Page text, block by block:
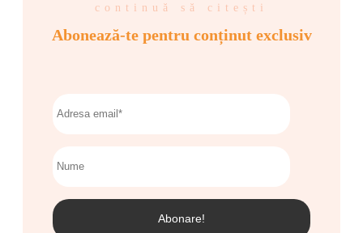
continuă să citești
Abonează-te pentru conținut exclusiv